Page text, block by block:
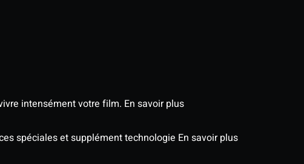
intensément votre film. En savoir plus
spéciales et supplément technologie En savoir plus